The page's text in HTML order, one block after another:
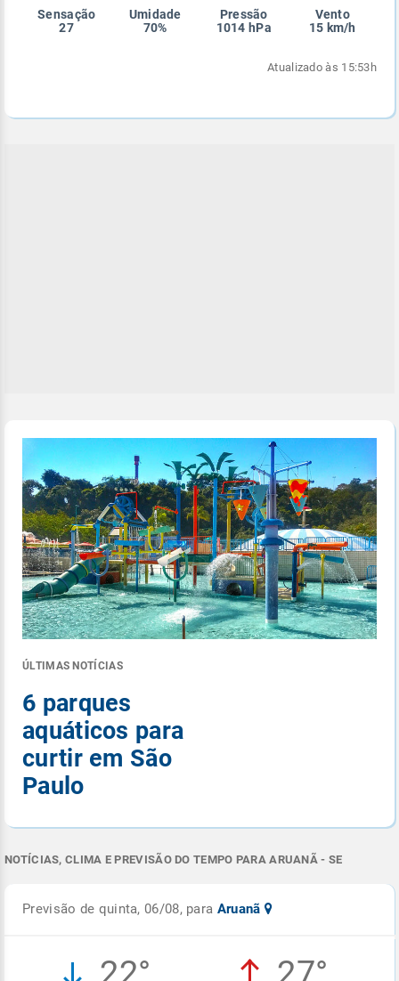
Sensação
27
Umidade
70%
Pressão
1014 hPa
Vento
15 km/h
Atualizado às 15:53h
ÚLTIMAS NOTÍCIAS
6 parques
aquáticos para
curtir em São
Paulo
NOTÍCIAS, CLIMA E PREVISÃO DO TEMPO PARA ARUANÃ - SE
Previsão de quinta, 06/08, para Aruanã
22° 27°
Enviar
Enviar
Enviar
Enviar
Enviar